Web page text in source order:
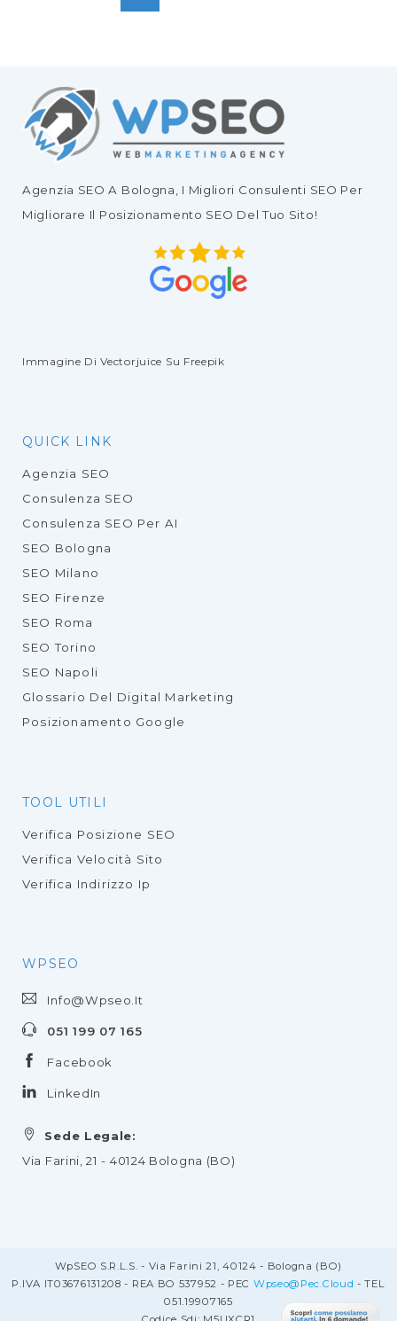
Agenzia SEO A Bologna, I Migliori Consulenti SEO Per
Migliorare Il Posizionamento SEO Del Tuo Sito!
Immagine Di Vectorjuice Su Freepik
QUICK LINK
Agenzia SEO
Consulenza SEO
Consulenza SEO Per AI
SEO Bologna
SEO Milano
SEO Firenze
SEO Roma
SEO Torino
SEO Napoli
Glossario Del Digital Marketing
Posizionamento Google
TOOL UTILI
Verifica Posizione SEO
Verifica Velocità Sito
Verifica Indirizzo Ip
WPSEO
Info@wpseo.it
051 199 07 165
Facebook
LinkedIn
Sede Legale:
Via Farini, 21 - 40124 Bologna (BO)
WpSEO S.r.l.s. - Via Farini 21, 40124 - Bologna (BO)
P.IVA IT03676131208 - REA BO 537952 - PEC Wpseo@pec.cloud - TEL
051.19907165